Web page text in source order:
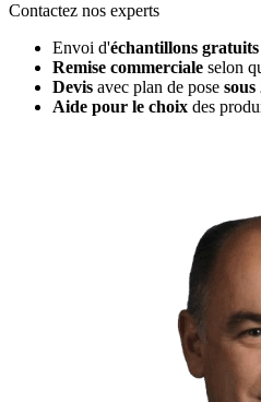
Contactez nos experts
Envoi d'échantillons gratuits
Remise commerciale selon
Devis avec plan de pose sous
Aide pour le choix des